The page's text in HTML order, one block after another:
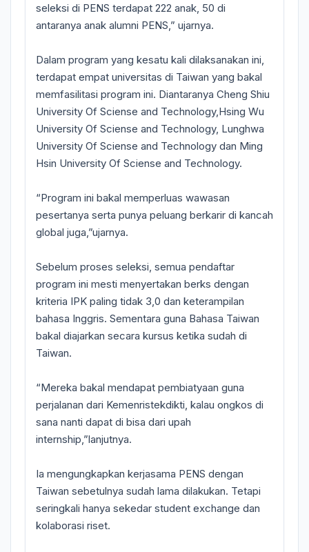
seleksi di PENS terdapat 222 anak, 50 di
antaranya anak alumni PENS,” ujarnya.
Dalam program yang kesatu kali dilaksanakan ini,
terdapat empat universitas di Taiwan yang bakal
memfasilitasi program ini. Diantaranya Cheng Shiu
University Of Sciense and Technology,Hsing Wu
University Of Sciense and Technology, Lunghwa
University Of Sciense and Technology dan Ming
Hsin University Of Sciense and Technology.
“Program ini bakal memperluas wawasan
pesertanya serta punya peluang berkarir di kancah
global juga,”ujarnya.
Sebelum proses seleksi, semua pendaftar
program ini mesti menyertakan berks dengan
kriteria IPK paling tidak 3,0 dan keterampilan
bahasa Inggris. Sementara guna Bahasa Taiwan
bakal diajarkan secara kursus ketika sudah di
Taiwan.
“Mereka bakal mendapat pembiatyaan guna
perjalanan dari Kemenristekdikti, kalau ongkos di
sana nanti dapat di bisa dari upah
internship,”lanjutnya.
Ia mengungkapkan kerjasama PENS dengan
Taiwan sebetulnya sudah lama dilakukan. Tetapi
seringkali hanya sekedar student exchange dan
kolaborasi riset.